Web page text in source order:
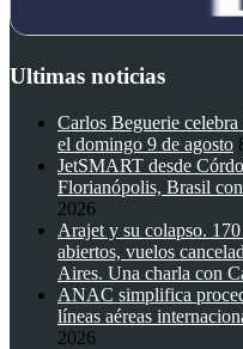
Ultimas noticias
Carlos Beguerie
el domingo 9 de agosto
JetSMART desde
Florianópolis, Brasil
2026
Arajet y su colapso.
abiertos, vuelos
Aires. Una charla con
ANAC simplifica
líneas aéreas
2026